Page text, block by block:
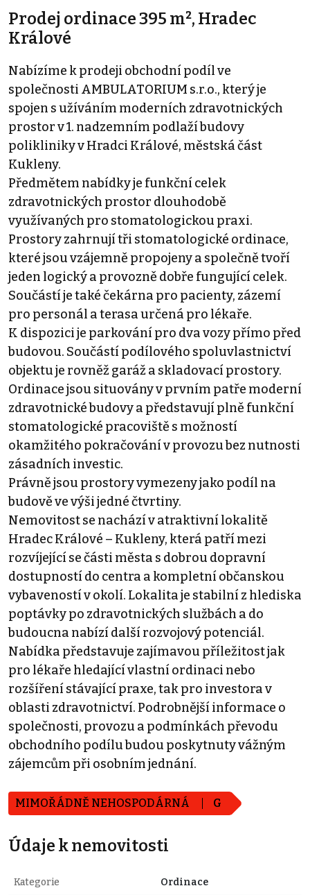
Prodej ordinace 395 m², Hradec
Králové
Nabízíme k prodeji obchodní podíl ve
společnosti AMBULATORIUM s.r.o., který je
spojen s užíváním moderních zdravotnických
prostor v 1. nadzemním podlaží budovy
polikliniky v Hradci Králové, městská část
Kukleny.
Předmětem nabídky je funkční celek
zdravotnických prostor dlouhodobě
využívaných pro stomatologickou praxi.
Prostory zahrnují tři stomatologické ordinace,
které jsou vzájemně propojeny a společně tvoří
jeden logický a provozně dobře fungující celek.
Součástí je také čekárna pro pacienty, zázemí
pro personál a terasa určená pro lékaře.
K dispozici je parkování pro dva vozy přímo před
budovou. Součástí podílového spoluvlastnictví
objektu je rovněž garáž a skladovací prostory.
Ordinace jsou situovány v prvním patře moderní
zdravotnické budovy a představují plně funkční
stomatologické pracoviště s možností
okamžitého pokračování v provozu bez nutnosti
zásadních investic.
Právně jsou prostory vymezeny jako podíl na
budově ve výši jedné čtvrtiny.
Nemovitost se nachází v atraktivní lokalitě
Hradec Králové – Kukleny, která patří mezi
rozvíjející se části města s dobrou dopravní
dostupností do centra a kompletní občanskou
vybaveností v okolí. Lokalita je stabilní z hlediska
poptávky po zdravotnických službách a do
budoucna nabízí další rozvojový potenciál.
Nabídka představuje zajímavou příležitost jak
pro lékaře hledající vlastní ordinaci nebo
rozšíření stávající praxe, tak pro investora v
oblasti zdravotnictví. Podrobnější informace o
společnosti, provozu a podmínkách převodu
obchodního podílu budou poskytnuty vážným
zájemcům při osobním jednání.
MIMOŘÁDNĚ NEHOSPODÁRNÁ G
Údaje k nemovitosti
Kategorie Ordinace